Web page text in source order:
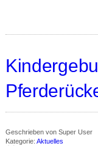
Geschrieben von Super User
Kategorie: Aktuelles